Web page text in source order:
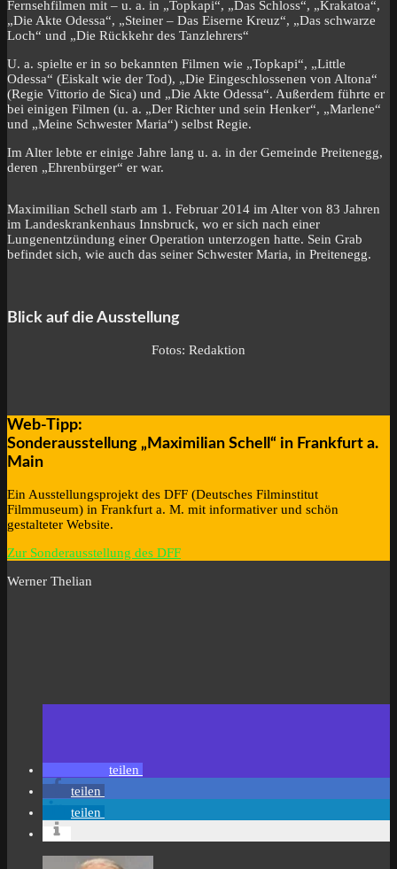
Fernsehfilmen mit – u. a. in „Topkapi“, „Das Schloss“, „Krakatoa“,
„Die Akte Odessa“, „Steiner – Das Eiserne Kreuz“, „Das schwarze
Loch“ und „Die Rückkehr des Tanzlehrers“
U. a. spielte er in so bekannten Filmen wie „Topkapi“, „Little
Odessa“ (Eiskalt wie der Tod), „Die Eingeschlossenen von Altona“
(Regie Vittorio de Sica) und „Die Akte Odessa“. Außerdem führte er
bei einigen Filmen (u. a. „Der Richter und sein Henker“, „Marlene“
und „Meine Schwester Maria“) selbst Regie.
Im Alter lebte er einige Jahre lang u. a. in der Gemeinde Preitenegg,
deren „Ehrenbürger“ er war.
Maximilian Schell starb am 1. Februar 2014 im Alter von 83 Jahren
im Landeskrankenhaus Innsbruck, wo er sich nach einer
Lungenentzündung einer Operation unterzogen hatte. Sein Grab
befindet sich, wie auch das seiner Schwester Maria, in Preitenegg.
Blick auf die Ausstellung
Fotos: Redaktion
Web-Tipp:
Sonderausstellung „Maximilian Schell“ in Frankfurt a.
Main
Ein Ausstellungsprojekt des DFF (Deutsches Filminstitut
Filmmuseum) in Frankfurt a. M. mit informativer und schön
gestalteter Website.
Zur Sonderausstellung des DFF
Werner Thelian
teilen
teilen
teilen